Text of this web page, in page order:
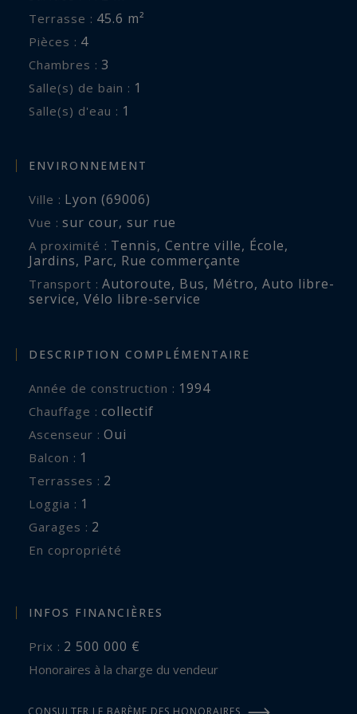
qualité remarquable et des prestations rares
font de cet appartement l’une des plus belles
opportunités du marché lyonnais.
DPE en cours de réalisation.
Terrasse : 45.6 m²
Pièces : 4
Chambres : 3
Salle(s) de bain : 1
Salle(s) d'eau : 1
ENVIRONNEMENT
Ville : Lyon (69006)
Vue : sur cour, sur rue
A proximité : Tennis, Centre ville, École,
Jardins, Parc, Rue commerçante
Transport : Autoroute, Bus, Métro, Auto libre-
service, Vélo libre-service
DESCRIPTION COMPLÉMENTAIRE
Année de construction : 1994
Chauffage : collectif
Ascenseur : Oui
balcon : 1
terrasses : 2
loggia : 1
garages : 2
En copropriété
INFOS FINANCIÈRES
Prix : 2 500 000 €
Honoraires à la charge du vendeur